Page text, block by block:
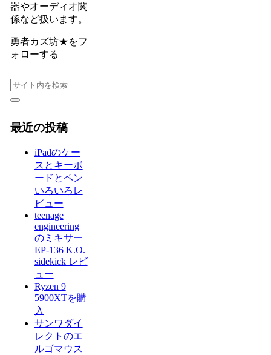
器やオーディオ関
係など扱います。
勇者カズ坊★をフ
ォローする
最近の投稿
iPadのケー
スとキーボ
ードとペン
いろいろレ
ビュー
teenage
engineering
のミキサー
EP-136 K.O.
sidekick レビ
ュー
Ryzen 9
5900XTを購
入
サンワダイ
レクトのエ
ルゴマウス